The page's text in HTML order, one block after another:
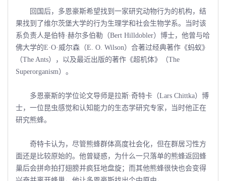
回国后，多恩豪斯希望找到一家研究动物行为的机构，结
果找到了维尔茨堡大学的行为生理学和社会生物学系。当时该
系负责人是伯特·赫尔多伯勒（Bert Hilldobler）博士，他曾与哈
佛大学的E·O·威尔森（E. O. Wilson）合著过经典著作《蚂蚁》
（The Ants），以及最近出版的著作《超机体》（The
Superorganism）。
多恩豪斯的学位论文导师是拉斯·奇特卡（Lars Chittka）博
士，一位昆虫感觉和认知能力的生态学研究专家，当时他正在
研究熊蜂。
奇特卡认为，尽管熊蜂群体高度社会化，但在群居习性方
面还是比较原始的。他曾疑惑，为什么一只落单的熊蜂返回蜂
巢后会拼命拍打翅膀并疯狂地盘旋；而其他熊蜂很快也会变得